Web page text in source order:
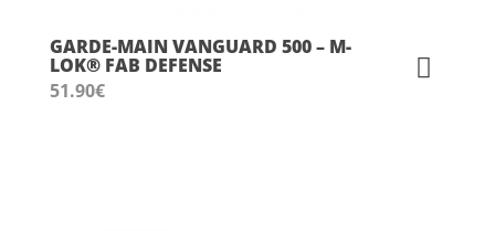
GARDE-MAIN VANGUARD 500 – M-
LOK® FAB DEFENSE
51.90€